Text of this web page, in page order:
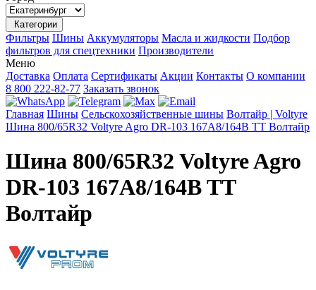
Категории
Фильтры Шины Аккумуляторы Масла и жидкости Подбор
фильтров для спецтехники Производители
Меню
Доставка Оплата Сертификаты Акции Контакты О компании
8 800 222-82-77 Заказать звонок
Главная Шины Сельскохозяйственные шины Волтайр | Voltyre
Шина 800/65R32 Voltyre Agro DR-103 167A8/164B TT Волтайр
Шина 800/65R32 Voltyre Agro
DR-103 167A8/164B TT
Волтайр